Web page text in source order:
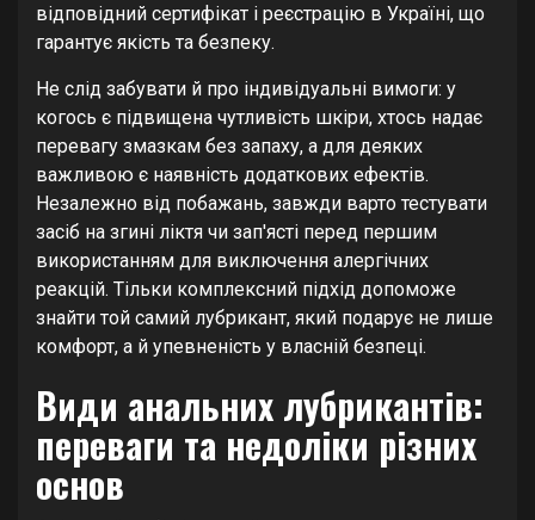
відповідний сертифікат і реєстрацію в Україні, що
гарантує якість та безпеку.
Не слід забувати й про індивідуальні вимоги: у
когось є підвищена чутливість шкіри, хтось надає
перевагу змазкам без запаху, а для деяких
важливою є наявність додаткових ефектів.
Незалежно від побажань, завжди варто тестувати
засіб на згині ліктя чи зап'ясті перед першим
використанням для виключення алергічних
реакцій. Тільки комплексний підхід допоможе
знайти той самий лубрикант, який подарує не лише
комфорт, а й упевненість у власній безпеці.
Види анальних лубрикантів:
переваги та недоліки різних
основ